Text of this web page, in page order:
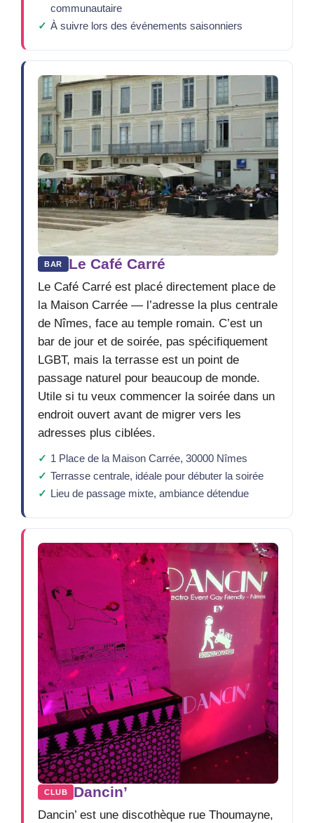
communautaire
À suivre lors des événements saisonniers
BAR Le Café Carré
Le Café Carré est placé directement place de
la Maison Carrée — l’adresse la plus centrale
de Nîmes, face au temple romain. C’est un
bar de jour et de soirée, pas spécifiquement
LGBT, mais la terrasse est un point de
passage naturel pour beaucoup de monde.
Utile si tu veux commencer la soirée dans un
endroit ouvert avant de migrer vers les
adresses plus ciblées.
1 Place de la Maison Carrée, 30000 Nîmes
Terrasse centrale, idéale pour débuter la soirée
Lieu de passage mixte, ambiance détendue
CLUB Dancin’
Dancin’ est une discothèque rue Thoumayne,